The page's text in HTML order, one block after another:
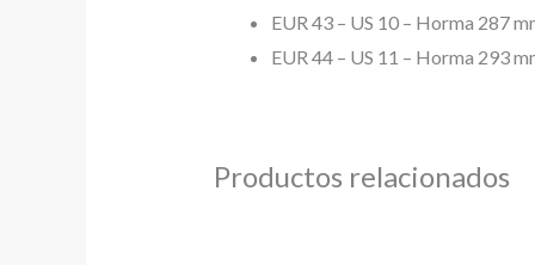
EUR 43 – US 10 – Horma 287
EUR 44 – US 11 – Horma 293
Productos relacionados